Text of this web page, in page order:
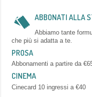
ABBONATI ALLA
Abbiamo tante
che più si adatta a te.
PROSA
Abbonamenti a partire da
CINEMA
Cinecard 10 ingressi a €40